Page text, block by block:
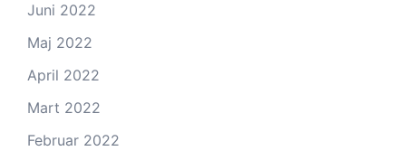
Juni 2022
Maj 2022
April 2022
Mart 2022
Februar 2022